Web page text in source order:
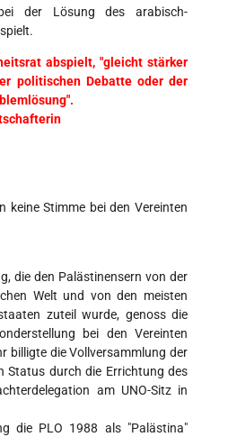
der Lösung des arabisch-
abspielt, "gleicht stärker
politischen Debatte oder der
keine Stimme bei den Vereinten
die den Palästinensern von der
Welt und von den meisten
zuteil wurde, genoss die
bei den Vereinten
billigte die Vollversammlung der
Status durch die Errichtung des
am UNO-Sitz in
die PLO 1988 als "Palästina"